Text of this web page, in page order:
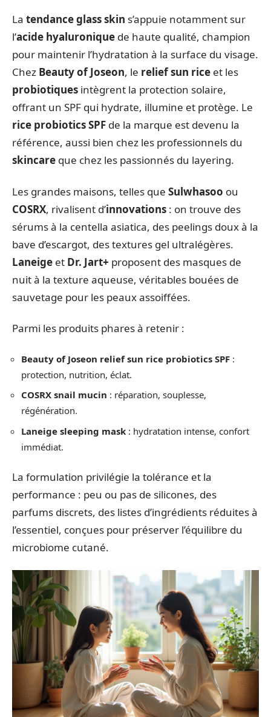
La tendance glass skin s’appuie notamment sur
l’acide hyaluronique de haute qualité, champion
pour maintenir l’hydratation à la surface du visage.
Chez Beauty of Joseon, le relief sun rice et les
probiotiques intègrent la protection solaire,
offrant un SPF qui hydrate, illumine et protège. Le
rice probiotics SPF de la marque est devenu la
référence, aussi bien chez les professionnels du
skincare que chez les passionnés du layering.
Les grandes maisons, telles que Sulwhasoo ou
COSRX, rivalisent d’innovations : on trouve des
sérums à la centella asiatica, des peelings doux à la
bave d’escargot, des textures gel ultralégères.
Laneige et Dr. Jart+ proposent des masques de
nuit à la texture aqueuse, véritables bouées de
sauvetage pour les peaux assoiffées.
Parmi les produits phares à retenir :
Beauty of Joseon relief sun rice probiotics SPF :
protection, nutrition, éclat.
COSRX snail mucin : réparation, souplesse,
régénération.
Laneige sleeping mask : hydratation intense, confort
immédiat.
La formulation privilégie la tolérance et la
performance : peu ou pas de silicones, des
parfums discrets, des listes d’ingrédients réduites à
l’essentiel, conçues pour préserver l’équilibre du
microbiome cutané.